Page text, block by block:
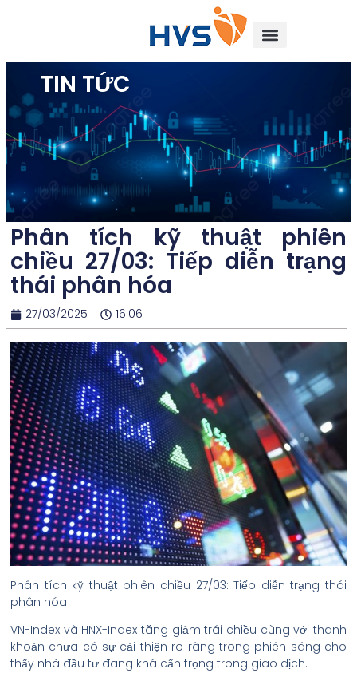
TIN TỨC
Phân tích kỹ thuật phiên
chiều 27/03: Tiếp diễn trạng
thái phân hóa
27/03/2025 16:06
Phân tích kỹ thuật phiên chiều 27/03: Tiếp diễn trạng thái
phân hóa
VN-Index và HNX-Index tăng giảm trái chiều cùng với thanh
khoản chưa có sự cải thiện rõ ràng trong phiên sáng cho
thấy nhà đầu tư đang khá cẩn trọng trong giao dịch.